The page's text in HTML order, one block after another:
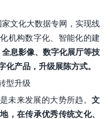
文化大数据专网，实现线
机构数字化、智能化的建
息影像、数字化展厅等技
化产品，升级展陈方式。
型升级
未来发展的大势所趋。 文
，在传承优秀传统文化、